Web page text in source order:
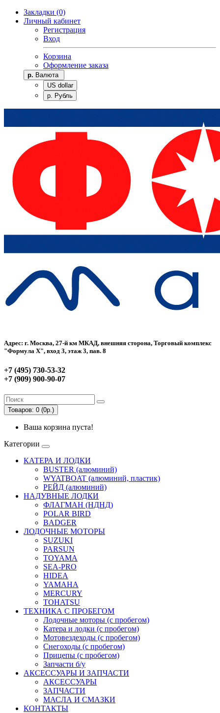
Закладки (0)
Личный кабинет
Регистрация
Вход
Корзина
Оформление заказа
р. Валюта
US dollar
р. Рубль
Адрес: г. Москва, 27-й км МКАД, внешняя сторона, Торговый комплекс
"Формула Х", вход 3, этаж 3, пав. 8
+7 (495) 730-53-32
+7 (909) 900-90-07
Товаров: 0 (0р.)
Ваша корзина пуста!
Категории
КАТЕРА И ЛОДКИ
BUSTER (алюминий)
WYATBOAT (алюминий, пластик)
РЕЙД (алюминий)
НАДУВНЫЕ ЛОДКИ
ФЛАГМАН (НДНД)
POLAR BIRD
BADGER
ЛОДОЧНЫЕ МОТОРЫ
SUZUKI
PARSUN
TOYAMA
SEA-PRO
HIDEA
YAMAHA
MERCURY
TOHATSU
ТЕХНИКА С ПРОБЕГОМ
Лодочные моторы (с пробегом)
Катера и лодки (с пробегом)
Мотовездеходы (с пробегом)
Снегоходы (с пробегом)
Прицепы (с пробегом)
Запчасти б/у
АКСЕССУАРЫ И ЗАПЧАСТИ
АКСЕССУАРЫ
ЗАПЧАСТИ
МАСЛА И СМАЗКИ
КОНТАКТЫ